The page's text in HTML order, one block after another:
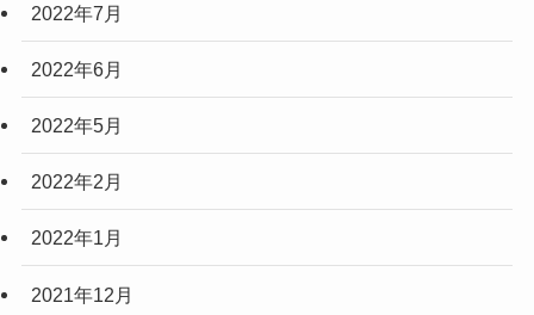
2022年7月
2022年6月
2022年5月
2022年2月
2022年1月
2021年12月